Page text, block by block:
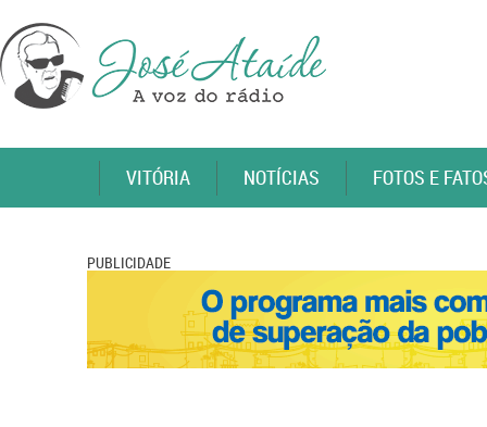
VITÓRIA NOTÍCIAS FOTOS E
PUBLICIDADE